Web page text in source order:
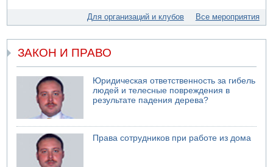
Еще один меморандум для Ирана
04.08.2026 20:31
Минздрав и Министерство экологии сообщили о
необычно высоком уровне загрязнения воды в девяти
04.08.2026 19:20
Шоссе 6 и участок шоссе 1 в восточном направлении в
районе Бейт-Шемеша вновь открыты для движения
Для организаций и клубов Все мероприятия
ЗАКОН И ПРАВО
Юридическая ответственность за гибель
людей и телесные повреждения в
результате падения дерева?
Права сотрудников при работе из дома